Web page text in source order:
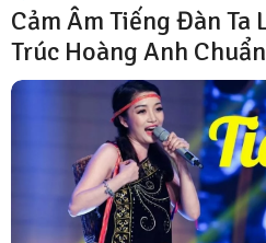
Cảm Âm Tiếng Đàn Ta
Trúc Hoàng Anh